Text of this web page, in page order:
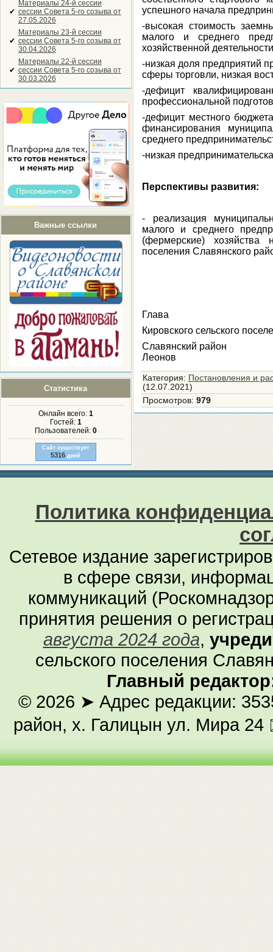
✔
Материалы 24-й сессии
сессии Совета 5-го созыва от
27.05.2026
✔
Материалы 23-й сессии
сессии Совета 5-го созыва от
30.04.2026
✔
Материалы 22-й сессии
сессии Совета 5-го созыва от
30.03.2026
Важные ссылки
Статистика
Онлайн всего: 1
Гостей: 1
Пользователей: 0
Сайт существует
5316 дней
успешного начала
-высокая стоимость
малого и среднего
хозяйственной
-низкая доля предприятий
сферы торговли, низкая
-дефицит
профессиональной
-дефицит местного
финансирования
среднего
-низкая
Перспективы развития:
- реализация
малого и среднего
(фермерские) хозяйства
поселения Славянского
Глава
Кировского сельского
Леонов
Категория: Постановления и
(12.07.2021)
Просмотров: 979
Политика
Сетевое издание
в сфере связи,
коммуникаций
принятия решения о
августа 2024 года,
сельского поселения
Главный
© 2026 ➤ Адрес редакции:
район, х. Галицын ул. Мира